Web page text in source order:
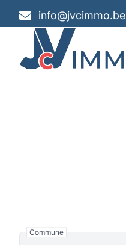
info@jvcimmo.be
Commune